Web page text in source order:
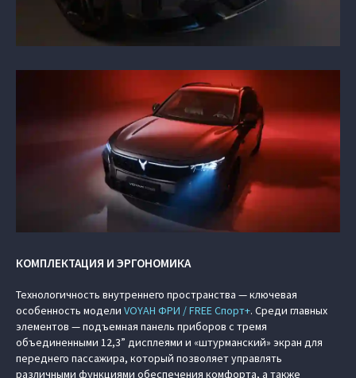
КОМПЛЕКТАЦИЯ И ЭРГОНОМИКА
Технологичность внутреннего пространства — ключевая
особенность модели VOYAH ФРИ / FREE Спорт+. Среди главных
элементов — подъемная панель приборов с тремя
объединенными 12,3” дисплеями и «штурманский» экран для
переднего пассажира, который позволяет управлять
различными функциями обеспечения комфорта, а также